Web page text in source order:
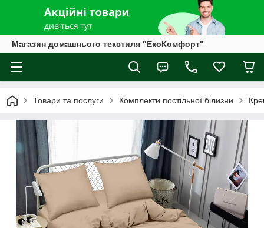
Магазин домашнього текстиля "ЕкоКомфорт"
Товари та послуги Комплекти постільної білизни